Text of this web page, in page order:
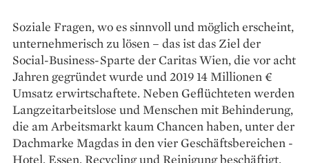
Soziale Fragen, wo es sinnvoll und möglich erscheint,
unternehmerisch zu lösen – das ist das Ziel der
Social-Business-Sparte der Caritas Wien, die vor acht
Jahren gegründet wurde und 2019 14 Millionen €
Umsatz erwirtschaftete. Neben Geflüchteten werden
Langzeitarbeits­lose und Menschen mit Behinderung,
die am Arbeitsmarkt kaum Chancen ­haben, unter der
Dach­marke Magdas in den vier Geschäftsbereichen ­
Hotel, Essen, Recycling und Reinigung ­beschäftigt.